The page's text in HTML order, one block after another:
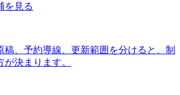
を見る
稿、予約導線、更新範囲を分けると、制
決まります。